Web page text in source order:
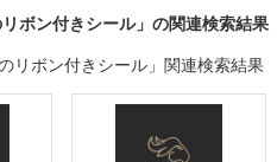
ボン付きシール」の関連検索結果
リボン付きシール」関連検索結果